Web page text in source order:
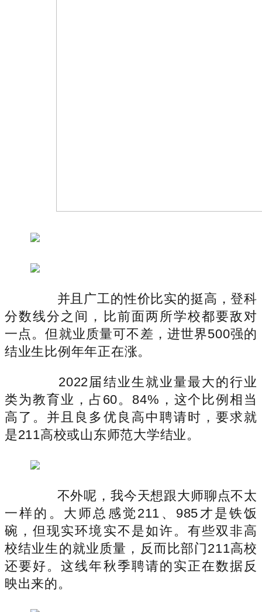
并且广工的性价比实的挺高，登科
分数线分之间，比前面两所学校都要敌对
一点。但就业质量可不差，进世界500强的
结业生比例年年正在涨。
2022届结业生就业量最大的行业
类为教育业，占60。84%，这个比例相当
高了。并且良多优良高中聘请时，要求就
是211高校或山东师范大学结业。
不外呢，我今天想跟大师聊点不太
一样的。大师总感觉211、985才是铁饭
碗，但现实环境实不是如许。有些双非高
校结业生的就业质量，反而比部门211高校
还要好。这线年秋季聘请的实正在数据反
映出来的。